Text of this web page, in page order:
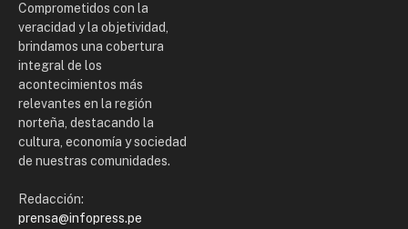
Comprometidos con la
veracidad y la objetividad,
brindamos una cobertura
integral de los
acontecimientos más
relevantes en la región
norteña, destacando la
cultura, economía y sociedad
de nuestras comunidades.
Redacción:
prensa@infopress.pe